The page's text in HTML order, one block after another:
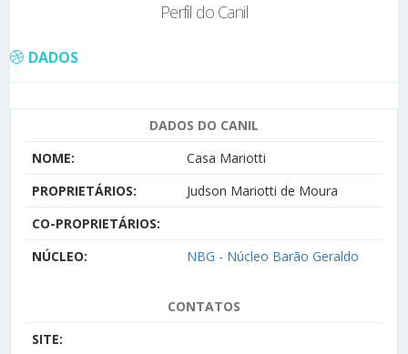
Perfil do Canil
DADOS
DADOS DO CANIL
NOME:
Casa Mariotti
PROPRIETÁRIOS:
Judson Mariotti de Moura
CO-PROPRIETÁRIOS:
NÚCLEO:
NBG - Núcleo Barão Geraldo
CONTATOS
SITE: